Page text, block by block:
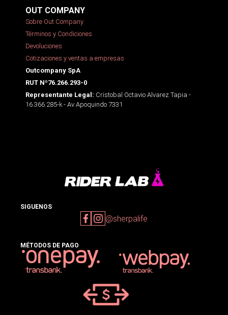
OUT COMPANY
Sobre Out Company
Términos y Condiciones
Devoluciones
Cotizaciones y ventas a empresas
Outcompany SpA
RUT Nº76.266.293-0
Representante Legal: Cristobal Octavio Alvarez Tapia -
16.366.285-k - Av Apoquindo 7331
SIGUENOS
@sherpalife
MÉTODOS DE PAGO